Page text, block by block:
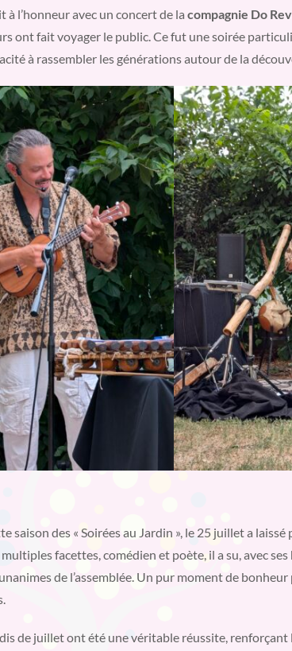
l’honneur avec un concert de la compagnie Do
ont fait voyager le public. Ce fut une soirée
à rassembler les générations autour de la
saison des « Soirées au Jardin », le 25 juillet a laissé
facettes, comédien et poète, il a su, avec
de l’assemblée. Un pur moment de
de juillet ont été une véritable réussite,